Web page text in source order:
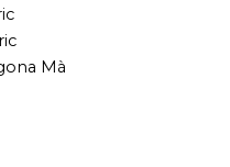
Mà